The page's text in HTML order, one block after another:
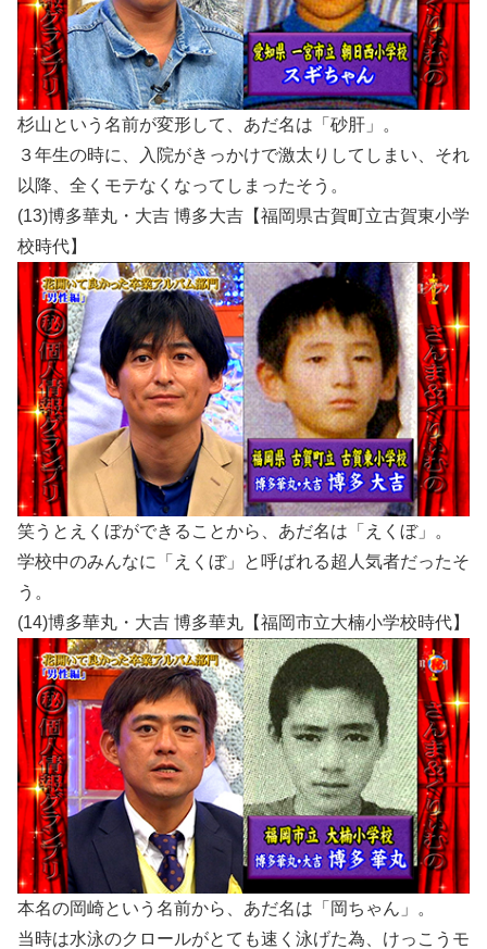
杉山という名前が変形して、あだ名は「砂肝」。
３年生の時に、入院がきっかけで激太りしてしまい、それ
以降、全くモテなくなってしまったそう。
(13)博多華丸・大吉 博多大吉【福岡県古賀町立古賀東小学
校時代】
笑うとえくぼができることから、あだ名は「えくぼ」。
学校中のみんなに「えくぼ」と呼ばれる超人気者だったそ
う。
(14)博多華丸・大吉 博多華丸【福岡市立大楠小学校時代】
本名の岡崎という名前から、あだ名は「岡ちゃん」。
当時は水泳のクロールがとても速く泳げた為、けっこうモ